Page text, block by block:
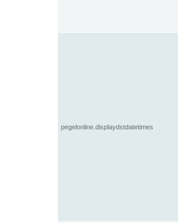
pegelonline.displaydstdatetimes